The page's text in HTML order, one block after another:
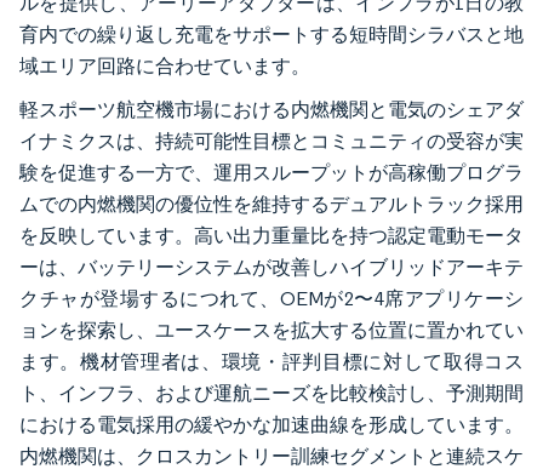
育内での繰り返し充電をサポートする短時間シラバスと地
域エリア回路に合わせています。
軽スポーツ航空機市場における内燃機関と電気のシェアダ
イナミクスは、持続可能性目標とコミュニティの受容が実
験を促進する一方で、運用スループットが高稼働プログラ
ムでの内燃機関の優位性を維持するデュアルトラック採用
を反映しています。高い出力重量比を持つ認定電動モータ
ーは、バッテリーシステムが改善しハイブリッドアーキテ
クチャが登場するにつれて、OEMが2〜4席アプリケーシ
ョンを探索し、ユースケースを拡大する位置に置かれてい
ます。機材管理者は、環境・評判目標に対して取得コス
ト、インフラ、および運航ニーズを比較検討し、予測期間
における電気採用の緩やかな加速曲線を形成しています。
内燃機関は、クロスカントリー訓練セグメントと連続スケ